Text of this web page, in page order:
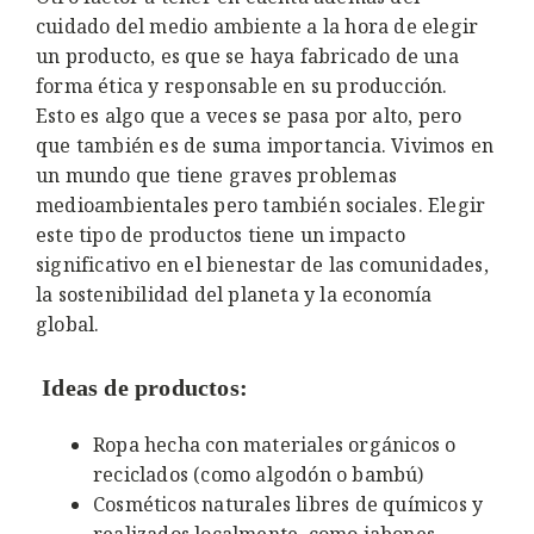
cuidado del medio ambiente a la hora de elegir
un producto, es que se haya fabricado de una
forma ética y responsable en su producción.
Esto es algo que a veces se pasa por alto, pero
que también es de suma importancia. Vivimos en
un mundo que tiene graves problemas
medioambientales pero también sociales. Elegir
este tipo de productos tiene un impacto
significativo en el bienestar de las comunidades,
la sostenibilidad del planeta y la economía
global.
Ideas de productos:
Ropa hecha con materiales orgánicos o
reciclados (como algodón o bambú)
Cosméticos naturales libres de químicos y